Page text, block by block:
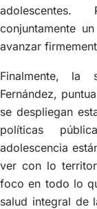
conjuntamente
avanzar
Finalmente, la
Fernández,
se despliegan
políticas
adolescencia
ver con lo
foco en todo lo
salud integral de